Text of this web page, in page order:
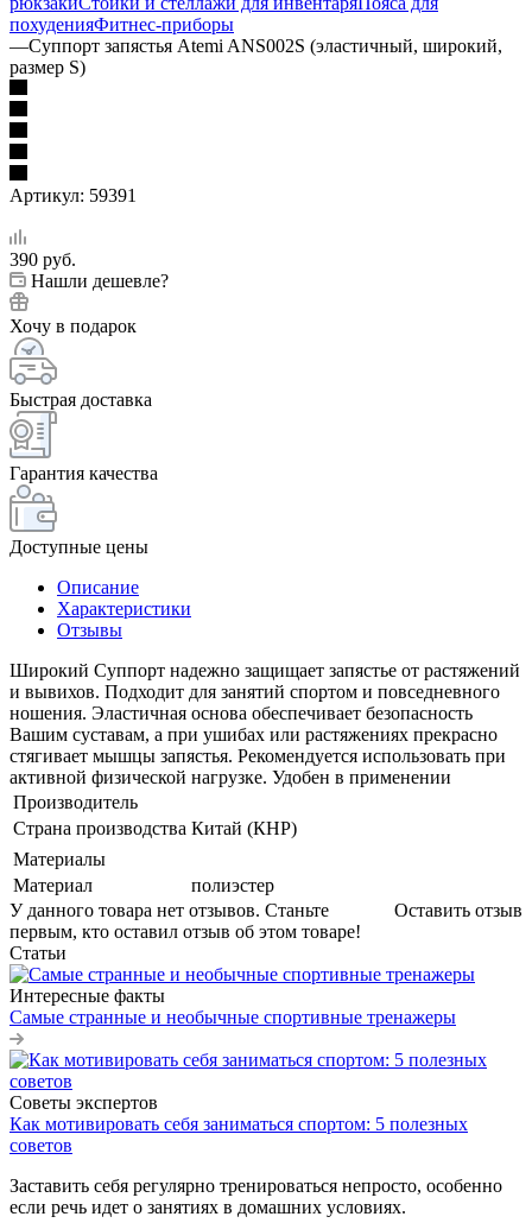
похуденияФитнес-приборы
—Суппорт запястья Atemi ANS002S (эластичный, широкий,
размер S)
Артикул: 59391
390 руб.
Нашли дешевле?
Хочу в подарок
Быстрая доставка
Гарантия качества
Доступные цены
Описание
Характеристики
Отзывы
Широкий Суппорт надежно защищает запястье от растяжений
и вывихов. Подходит для занятий спортом и повседневного
ношения. Эластичная основа обеспечивает безопасность
Вашим суставам, а при ушибах или растяжениях прекрасно
стягивает мышцы запястья. Рекомендуется использовать при
активной физической нагрузке. Удобен в применении
Производитель
Страна производства Китай (КНР)
Материалы
Материал
полиэстер
Оставить отзыв
У данного товара нет отзывов. Станьте
первым, кто оставил отзыв об этом товаре!
Статьи
Интересные факты
Самые странные и необычные спортивные тренажеры
Советы экспертов
Как мотивировать себя заниматься спортом: 5 полезных
советов
Заставить себя регулярно тренироваться непросто, особенно
если речь идет о занятиях в домашних условиях.